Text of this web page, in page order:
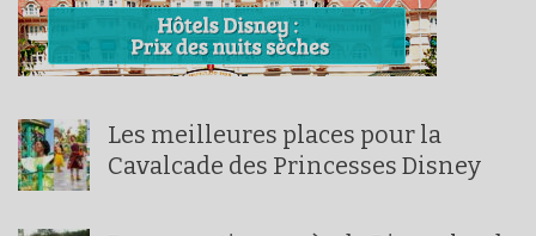
Les meilleures places pour la
Cavalcade des Princesses Disney